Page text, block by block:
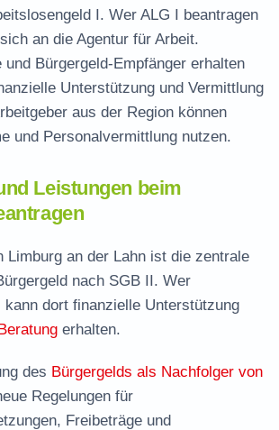
I. Wer ALG I beantragen
an die Agentur für Arbeit.
Bürgergeld-Empfänger erhalten
Unterstützung und Vermittlung
aus der Region können
und Personalvermittlung nutzen.
Leistungen beim
Limburg an der Lahn ist die zentrale
nach SGB II. Wer
dort finanzielle Unterstützung
erhalten.
des Bürgergelds als Nachfolger von
Regelungen für
Freibeträge und